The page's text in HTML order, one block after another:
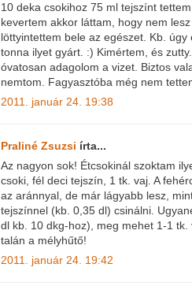
10 deka csokihoz 75 ml tejszínt
kevertem akkor láttam, hogy nem
löttyintettem bele az egészet. Kb.
tonna ilyet gyárt. :) Kimértem, és
óvatosan adagolom a vizet. Biztos
nemtom. Fagyasztóba még nem
2011. január 24. 19:38
Praliné Zsuzsi írta...
Az nagyon sok! Étcsokinál szoktam
csoki, fél deci tejszín, 1 tk. vaj. A
az aránnyal, de már lágyabb lesz,
tejszínnel (kb. 0,35 dl) csinálni.
dl kb. 10 dkg-hoz), meg mehet 1-1
talán a mélyhűtő!
2011. január 24. 19:42